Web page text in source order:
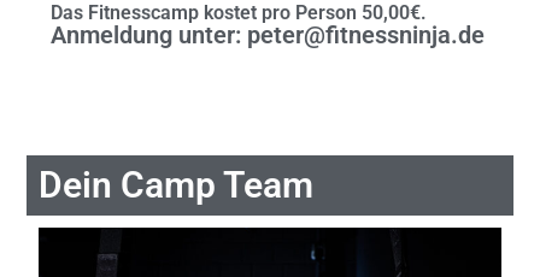
Das Fitnesscamp kostet pro Person 50,00€.
Anmeldung unter: peter@fitnessninja.de
Dein Camp Team